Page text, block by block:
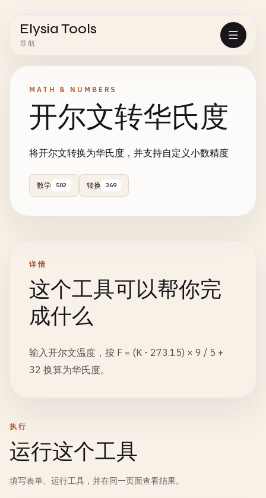
Elysia Tools
导航
MATH & NUMBERS
开尔文转华氏度
将开尔文转换为华氏度，并支持自定义小数精度
数学 502 转换 369
详情
这个工具可以帮你完
成什么
输入开尔文温度，按 F = (K - 273.15) × 9 / 5 +
32 换算为华氏度。
执行
运行这个工具
填写表单、运行工具，并在同一页面查看结果。